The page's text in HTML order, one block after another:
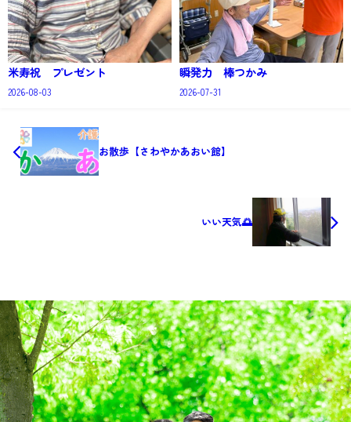
米寿祝 プレゼント
2026-08-03
瞬発力 棒つかみ
2026-07-31
お散歩【さわやかあおい館】
いい天気🌅